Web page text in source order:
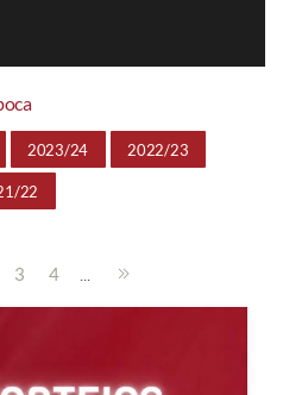
2023/24 2022/23
22
3 4 ...